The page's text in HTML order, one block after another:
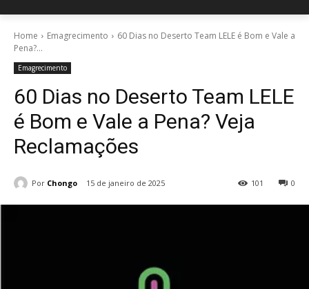
Home Emagrecimento
60 Dias no Deserto Team LELE é Bom e Vale a
Pena?...
Emagrecimento
60 Dias no Deserto Team LELE
é Bom e Vale a Pena? Veja
Reclamações
Por Chongo 15 de janeiro de 2025 0
101